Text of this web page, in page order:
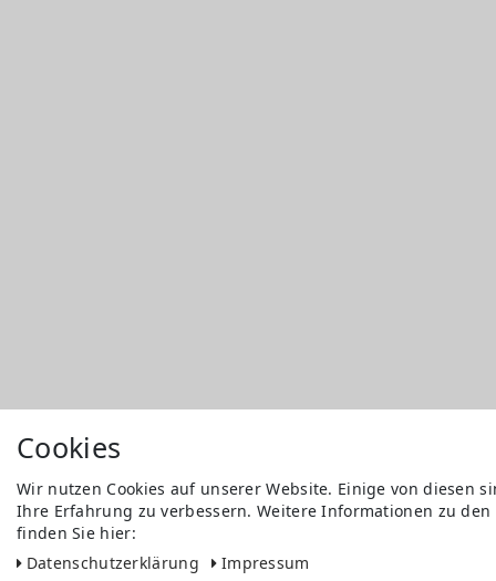
Cookies
Wir nutzen Cookies auf unserer Website. Einige von diesen
Ihre Erfahrung zu verbessern. Weitere Informationen zu
finden Sie hier:
Daten­schutz­erklärung
Impressum